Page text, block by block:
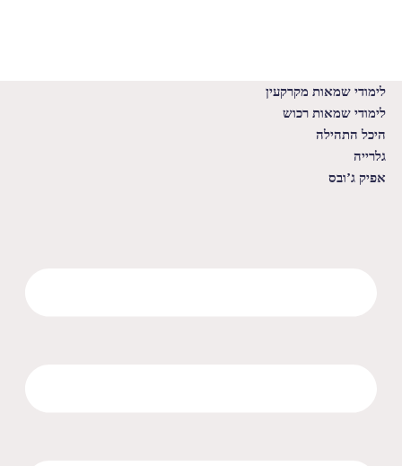
לימודי שמאות מקרקעין
לימודי שמאות רכוש
היכל התהילה
גלרייה
אפיק ג’ובס